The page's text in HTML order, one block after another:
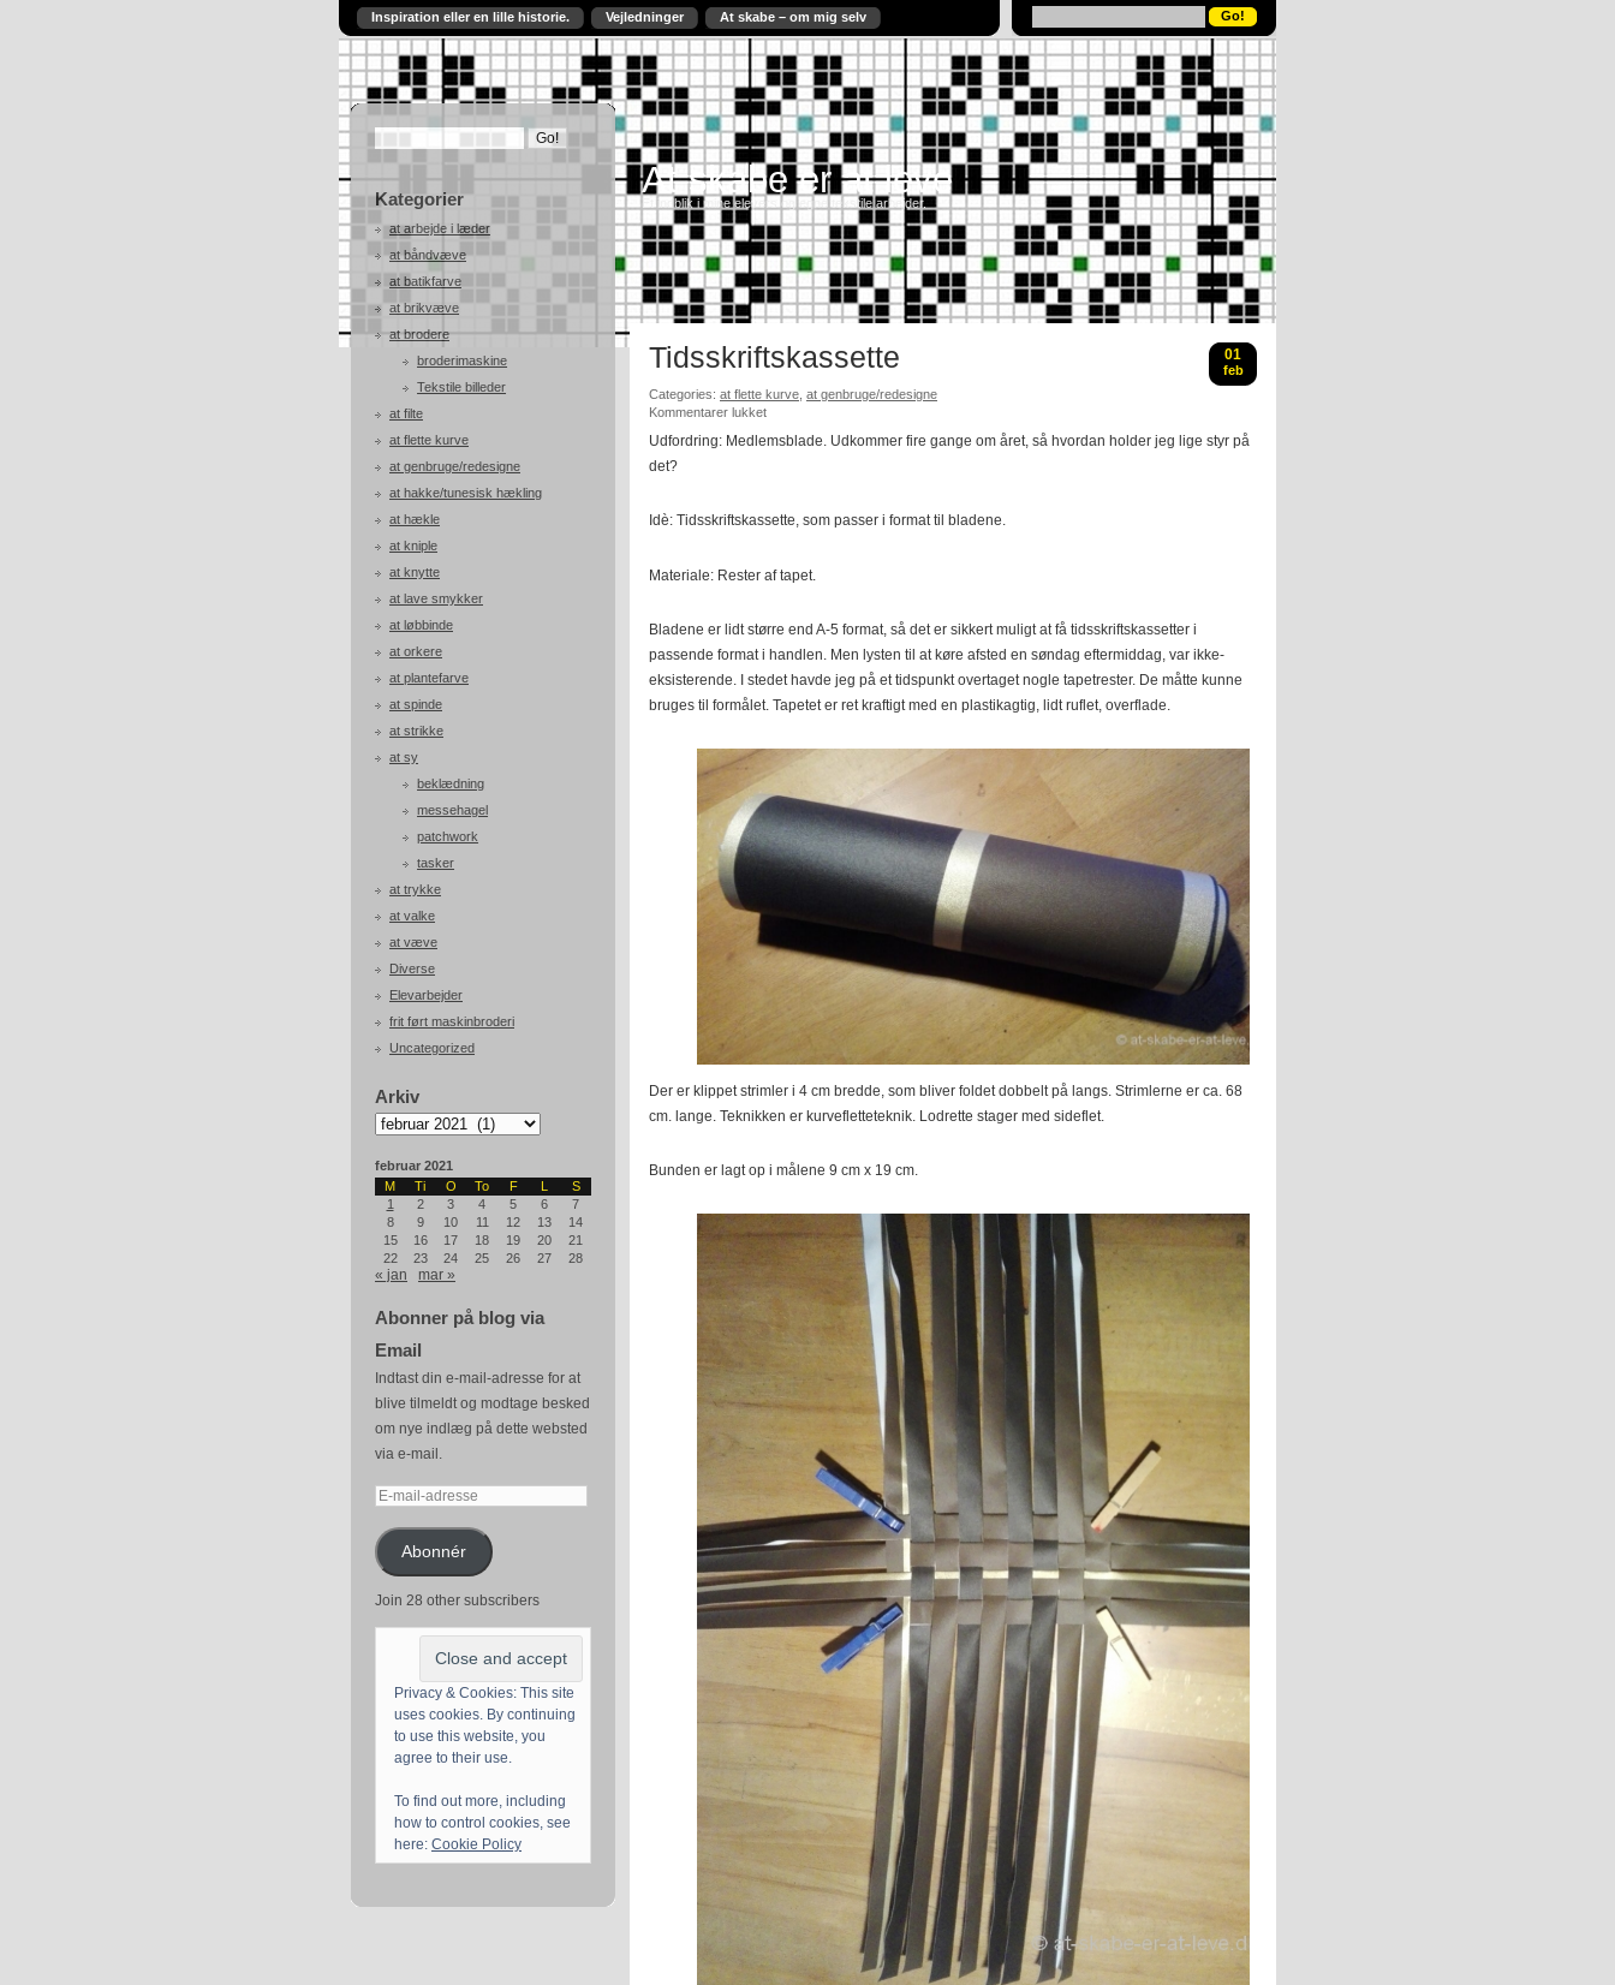
Inspiration eller en lille historie. Vejledninger At skabe – om mig selv
Kategorier
at arbejde i læder
at båndvæve
at batikfarve
at brikvæve
at brodere
broderimaskine
Tekstile billeder
at filte
at flette kurve
at genbruge/redesigne
at hakke/tunesisk hækling
at hækle
at kniple
at knytte
at lave smykker
at løbbinde
at orkere
at plantefarve
at spinde
at strikke
at sy
beklædning
messehagel
patchwork
tasker
at trykke
at valke
at væve
Diverse
Elevarbejder
frit ført maskinbroderi
Uncategorized
Arkiv
Arkiv
februar 2021
M
Ti O To F L
S
1
2 3 4 5 6
7
8
9 10 11 12 13
14
15
16 17 18 19 20
21
22
23 24 25 26 27 28
« jan mar »
Abonner på blog via
Email
Indtast din e-mail-adresse for at
blive tilmeldt og modtage besked
om nye indlæg på dette websted
via e-mail.
E-
adresseAbonnér
Join 28 other subscribers
Privacy & Cookies: This site
uses cookies. By continuing
to use this website, you
agree to their use.
To find out more, including
how to control cookies, see
here: Cookie Policy
At skabe er at leve
Et indblik i mine elevers og egne tekstile arbejder.
Tidsskriftskassette 01
feb
Categories: at flette kurve at genbruge/redesigne
Kommentarer lukkettil
Udfordring: Medlemsblade. Udkommer fire gange om året, så hvordan holder jeg lige styr på
det?
Idè: Tidsskriftskassette, som passer i format til bladene.
Materiale: Rester af tapet.
Bladene er lidt større end A-5 format, så det er sikkert muligt at få tidsskriftskassetter i
passende format i handlen. Men lysten til at køre afsted en søndag eftermiddag, var ikke-
eksisterende. I stedet havde jeg på et tidspunkt overtaget nogle tapetrester. De måtte kunne
bruges til formålet. Tapetet er ret kraftigt med en plastikagtig, lidt ruflet, overflade.
Der er klippet strimler i 4 cm bredde, som bliver foldet dobbelt på langs. Strimlerne er ca. 68
cm. lange. Teknikken er kurvefletteteknik. Lodrette stager med sideflet.
Bunden er lagt op i målene 9 cm x 19 cm.